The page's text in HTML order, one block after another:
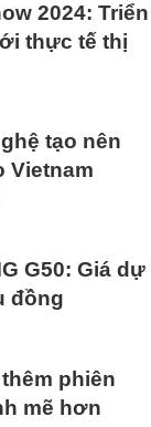
2024: Triển
thực tế thị
tạo nên
Vietnam
G50: Giá dự
đồng
phiên
mẽ hơn